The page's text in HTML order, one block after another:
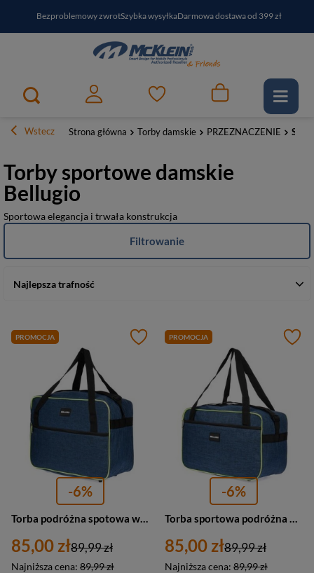
Bezproblemowy zwrotSzybka wysyłkaDarmowa dostawa od 399 zł
PayPo - kup i zapłać za30 dniZapisz się do newslettera i odbierz RABAT
Wstecz Strona główna Torby damskie PRZEZNACZENIE
Torby sportowe damskie
Bellugio
Sportowa elegancja i trwała konstrukcja
Najlepsza trafność
Filtrowanie
PROMOCJA
-6%
Torba podróżna spotowa weekendowa Bellugio GR-7801 materiałowa niebieska
85,00 zł
Najniższa cena: 89,99 zł
89,99 zł
PROMOCJA
-6%
Torba sportowa podróżna weekednowa Bellugio GR-7800 materiałowa niebieska
85,00 zł
Najniższa cena: 89,99 zł
89,99 zł